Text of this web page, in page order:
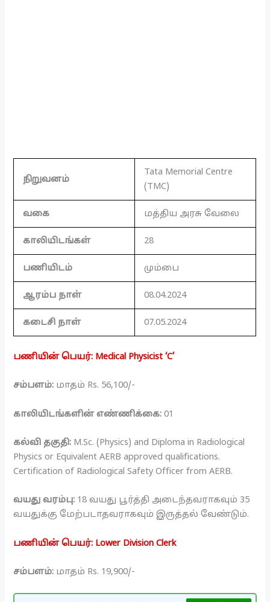
நிறுவனம்
Tata Memorial Centre
(TMC)
வகை மத்திய அரசு வேலை
காலியிடங்கள் 28
பணியிடம் மும்பை
ஆரம்ப நாள் 08.04.2024
கடைசி நாள் 07.05.2024
பணியின் பெயர்: Medical Physicist ‘C’
சம்பளம்: மாதம் Rs. 56,100/-
காலியிடங்களின் எண்ணிக்கை: 01
கல்வி தகுதி: M.Sc. (Physics) and Diploma in Radiological
Physics or Equivalent AERB approved qualifications.
Certification of Radiological Safety Officer from AERB.
வயது வரம்பு: 18 வயது பூர்த்தி அடைந்தவராகவும் 35
வயதுக்கு மேற்படாதவராகவும் இருத்தல் வேண்டும்.
பணியின் பெயர்: Lower Division Clerk
சம்பளம்: மாதம் Rs. 19,900/-